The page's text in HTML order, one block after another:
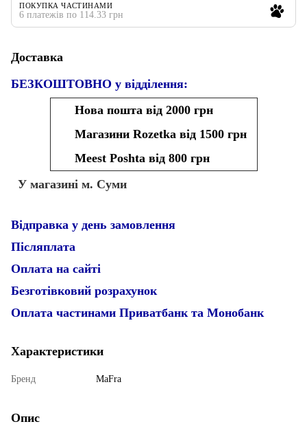
ПОКУПКА ЧАСТИНАМИ
6 платежів по 114.33 грн
Доставка
БЕЗКОШТОВНО у відділення:
Нова пошта від 2000 грн
Магазини Rozetka від 1500 грн
Meest Poshta від 800 грн
У магазині м. Суми
Відправка у день замовлення
Післяплата
Оплата на сайті
Безготівковий розрахунок
Оплата частинами Приватбанк та Монобанк
Характеристики
Бренд MaFra
Опис